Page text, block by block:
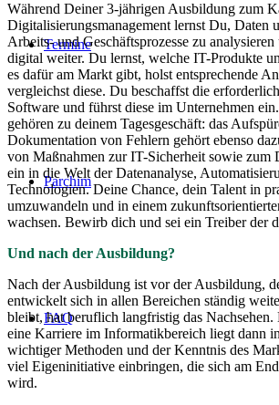
Termine
Parchim
FAQ
Während Deiner 3-jährigen Ausbildung zum
Digitalisierungsmanagement lernst Du, Daten
Arbeits- und Geschäftsprozesse zu
digital weiter. Du lernst, welche IT-Produkte
es dafür am Markt gibt, holst entsprechende
vergleichst diese. Du beschaffst die
Software und führst diese im Unternehmen
gehören zu deinem Tagesgeschäft: das
Dokumentation von Fehlern gehört ebenso
von Maßnahmen zur IT-Sicherheit sowie zum
ein in die Welt der Datenanalyse,
Technologien. Deine Chance, dein Talent in
umzuwandeln und in einem
wachsen. Bewirb dich und sei ein Treiber der
Und nach der Ausbildung?
Nach der Ausbildung ist vor der Ausbildung,
entwickelt sich in allen Bereichen ständig
bleibt, hat beruflich langfristig das Nachsehen.
eine Karriere im Informatikbereich liegt dann
wichtiger Methoden und der Kenntnis des
viel Eigeninitiative einbringen, die sich am
wird.